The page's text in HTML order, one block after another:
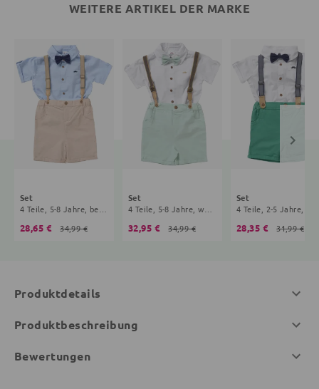
WEITERE ARTIKEL DER MARKE
Set
4 Teile, 5-8 Jahre, beige, hellblau
28,65 € 34,99 €
Set
4 Teile, 5-8 Jahre, weiß, mint
32,95 € 34,99 €
Set
28,35 € 31,99 €
Produktdetails
Produktbeschreibung
Bewertungen